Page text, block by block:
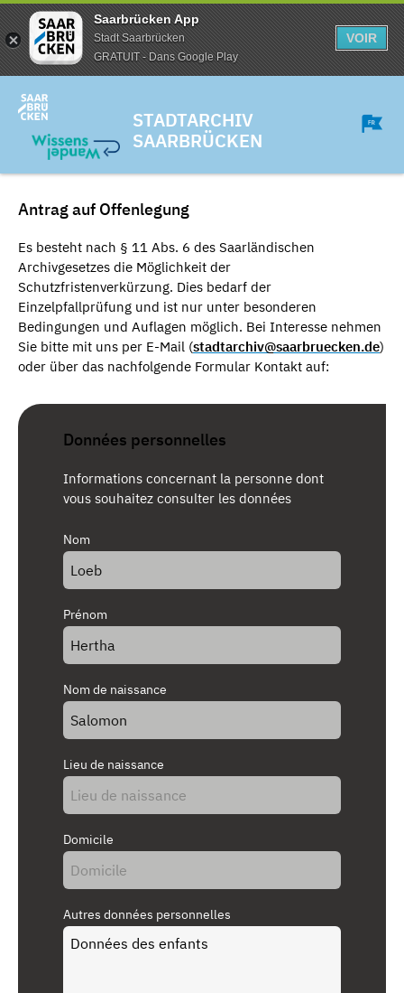
Saarbrücken App
Stadt Saarbrücken
GRATUIT - Dans Google Play
VOIR
STADTARCHIV
SAARBRÜCKEN
Antrag auf Offenlegung
Es besteht nach § 11 Abs. 6 des Saarländischen
Archivgesetzes die Möglichkeit der
Schutzfristenverkürzung. Dies bedarf der
Einzelpfallprüfung und ist nur unter besonderen
Bedingungen und Auflagen möglich. Bei Interesse nehmen
Sie bitte mit uns per E-Mail (stadtarchiv@saarbruecken.de)
oder über das nachfolgende Formular Kontakt auf:
Données personnelles
Informations concernant la personne dont
vous souhaitez consulter les données
Nom
Prénom
Nom de naissance
Lieu de naissance
Domicile
Autres données personnelles